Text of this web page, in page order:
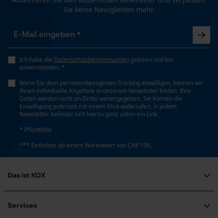
Dämmwert
29 dB
Eigenschaft
Leicht, Platzsparend
Häckselfunktion
Phasenwender
Sie keine Neuigkeiten mehr.
Ich habe die Datenschutzbestimmungen gelesen und bin
einverstanden. *
Wenn Sie dem personenbezogenen Tracking einwilligen, können wir
Ihnen individuelle Angebote in unserem Newsletter bieten. Ihre
Daten werden nicht an Dritte weitergegeben. Sie können die
Einwilligung jederzeit mit einem Klick widerrufen, in jedem
Newsletter befindet sich hierzu ganz unten ein Link.
* Pflichtfeld
*** Einlösbar ab einem Warenwert von CHF 100,-
Das ist KOX
Soziales Engagement
Services
Personalisierte Startseite
Persönliche Begrüßung
Geo-IP und User Detection
YouTube-Videos
Kontaktaufnahme per Chat
Marketing Cookies